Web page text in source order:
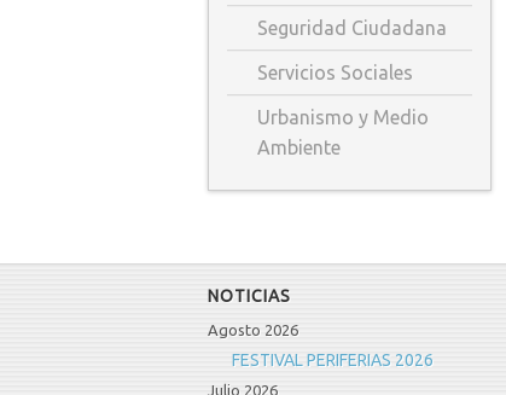
Seguridad Ciudadana
Servicios Sociales
Urbanismo y Medio
Ambiente
NOTICIAS
Agosto 2026
FESTIVAL PERIFERIAS 2026
Julio 2026